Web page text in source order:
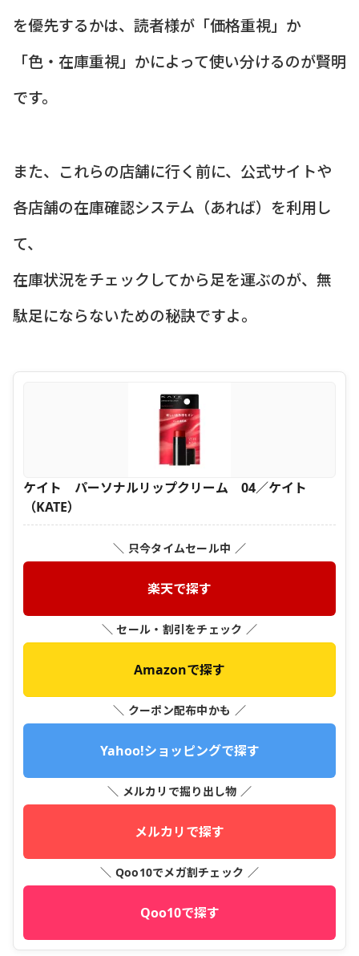
を優先するかは、読者様が「価格重視」か
「色・在庫重視」かによって使い分けるのが賢明
です。
また、これらの店舗に行く前に、公式サイトや
各店舗の在庫確認システム（あれば）を利用し
て、
在庫状況をチェックしてから足を運ぶのが、無
駄足にならないための秘訣ですよ。
ケイト パーソナルリップクリーム 04／ケイト
（KATE）
＼ 只今タイムセール中 ／
楽天で探す
＼ セール・割引をチェック ／
Amazonで探す
＼ クーポン配布中かも ／
Yahoo!ショッピングで探す
＼ メルカリで掘り出し物 ／
メルカリで探す
＼ Qoo10でメガ割チェック ／
Qoo10で探す